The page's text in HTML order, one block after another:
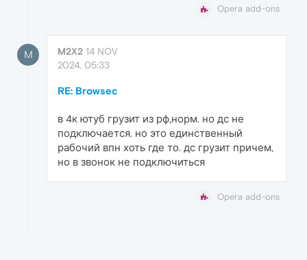
Opera add-ons
M M2X2 14 NOV
2024, 05:33
RE: Browsec
в 4к ютуб грузит из рф,норм. но дс не
подключается. но это единственный
рабочий впн хоть где то. дс грузит причем,
но в звонок не подключиться
Opera add-ons